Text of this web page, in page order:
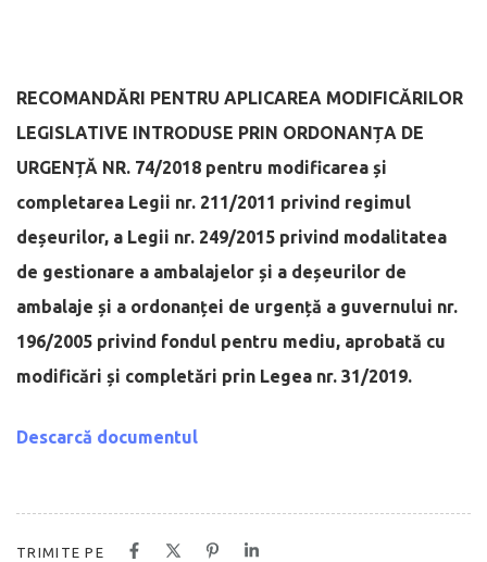
RECOMANDĂRI PENTRU APLICAREA MODIFICĂRILOR
LEGISLATIVE INTRODUSE PRIN ORDONANȚA DE
URGENȚĂ NR. 74/2018 pentru modificarea și
completarea Legii nr. 211/2011 privind regimul
deșeurilor, a Legii nr. 249/2015 privind modalitatea
de gestionare a ambalajelor și a deșeurilor de
ambalaje și a ordonanței de urgență a guvernului nr.
196/2005 privind fondul pentru mediu, aprobată cu
modificări și completări prin Legea nr. 31/2019.
Descarcă documentul
TRIMITE PE